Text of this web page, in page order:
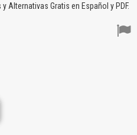
Alternativas Gratis en Español y PDF.